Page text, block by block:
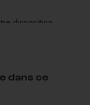
disposition.
formation et vous
dans ce